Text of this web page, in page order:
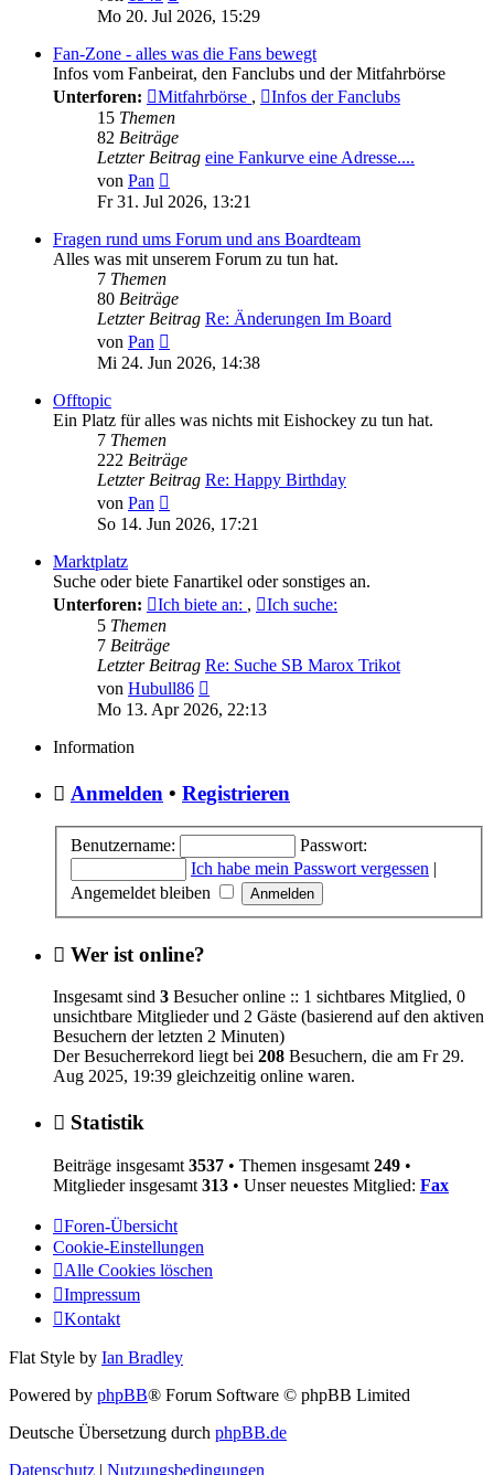
Beitrag
Mo 20. Jul 2026, 15:29
Fan-Zone - alles was die Fans bewegt
Infos vom Fanbeirat, den Fanclubs und der Mitfahrbörse
Unterforen:
Mitfahrbörse ,
Infos der Fanclubs
15 Themen
82 Beiträge
Letzter Beitrag eine Fankurve eine Adresse....
von Pan
Beitrag
Fr 31. Jul 2026, 13:21
Fragen rund ums Forum und ans Boardteam
Alles was mit unserem Forum zu tun hat.
7 Themen
80 Beiträge
Letzter Beitrag Re: Änderungen Im Board
von Pan
Beitrag
Mi 24. Jun 2026, 14:38
Offtopic
Ein Platz für alles was nichts mit Eishockey zu tun hat.
7 Themen
222 Beiträge
Letzter Beitrag Re: Happy Birthday
von Pan
Beitrag
So 14. Jun 2026, 17:21
Marktplatz
Suche oder biete Fanartikel oder sonstiges an.
Unterforen:
Ich biete an: ,
Ich suche:
5 Themen
7 Beiträge
Letzter Beitrag Re: Suche SB Marox Trikot
von Hubull86
Beitrag
Mo 13. Apr 2026, 22:13
Information
Anmelden • Registrieren
Benutzername:
Passwort:
Ich habe mein Passwort vergessen |
Angemeldet bleiben
Wer ist online?
Insgesamt sind 3 Besucher online :: 1 sichtbares Mitglied, 0
unsichtbare Mitglieder und 2 Gäste (basierend auf den aktiven
Besuchern der letzten 2 Minuten)
Der Besucherrekord liegt bei 208 Besuchern, die am Fr 29.
Aug 2025, 19:39 gleichzeitig online waren.
Statistik
Beiträge insgesamt 3537 • Themen insgesamt 249 •
Mitglieder insgesamt 313 • Unser neuestes Mitglied: Fax
Foren-Übersicht
Cookie-Einstellungen
Alle Cookies löschen
Impressum
Kontakt
Flat Style by Ian Bradley
Powered by phpBB® Forum Software © phpBB Limited
Deutsche Übersetzung durch phpBB.de
Datenschutz | Nutzungsbedingungen